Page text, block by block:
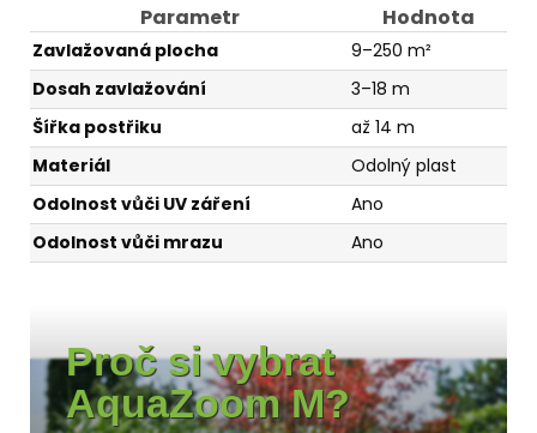
Parametr Hodnota
Zavlažovaná plocha
9–250 m²
Dosah zavlažování
3–18 m
Šířka postřiku
až 14 m
Materiál
Odolný plast
Odolnost vůči UV záření
Ano
Odolnost vůči mrazu
Ano
Proč si vybrat
AquaZoom M?